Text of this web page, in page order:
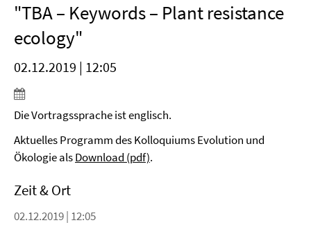
"TBA – Keywords – Plant resistance
ecology"
02.12.2019 | 12:05
Die Vortragssprache ist englisch.
Aktuelles Programm des Kolloquiums Evolution und
Ökologie alsDownload (pdf).
Zeit & Ort
02.12.2019 | 12:05